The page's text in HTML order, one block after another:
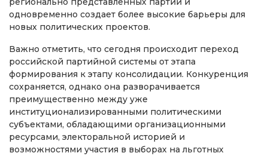
одновременно создает более высокие барьеры для
новых политических проектов.
Важно отметить, что сегодня происходит переход
российской партийной системы от этапа
формирования к этапу консолидации. Конкуренция
сохраняется, однако она разворачивается
преимущественно между уже
институционализированными политическими
субъектами, обладающими организационными
ресурсами, электоральной историей и
возможностями участия в выборах на льготных